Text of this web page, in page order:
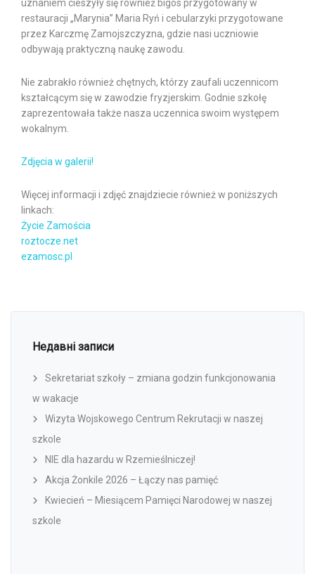
uznaniem cieszyły się również bigos przygotowany w
restauracji „Marynia” Maria Ryń i cebularzyki przygotowane
przez Karczmę Zamojszczyzna, gdzie nasi uczniowie
odbywają praktyczną naukę zawodu.
Nie zabrakło również chętnych, którzy zaufali uczennicom
kształcącym się w zawodzie fryzjerskim. Godnie szkołę
zaprezentowała także nasza uczennica swoim występem
wokalnym.
Zdjęcia w galerii!
Więcej informacji i zdjęć znajdziecie również w poniższych
linkach:
Życie Zamościa
roztocze.net
ezamosc.pl
Недавні записи
Sekretariat szkoły – zmiana godzin funkcjonowania
w wakacje
Wizyta Wojskowego Centrum Rekrutacji w naszej
szkole
NIE dla hazardu w Rzemieślniczej!
Akcja Żonkile 2026 – Łączy nas pamięć
Kwiecień – Miesiącem Pamięci Narodowej w naszej
szkole